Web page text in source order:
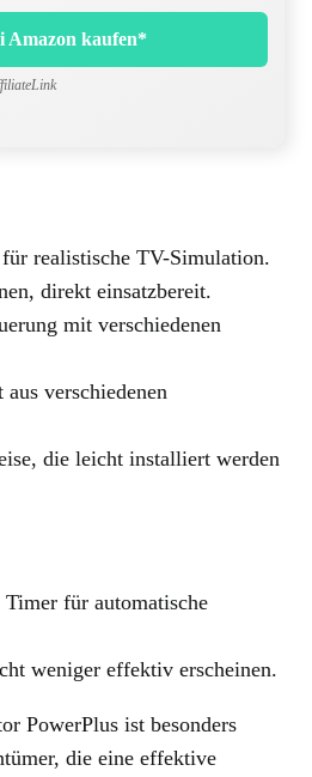
Amazon kaufen*
realistische TV-Simulation.
direkt einsatzbereit.
mit verschiedenen
verschiedenen
die leicht installiert werden
für automatische
weniger effektiv erscheinen.
PowerPlus ist besonders
die eine effektive